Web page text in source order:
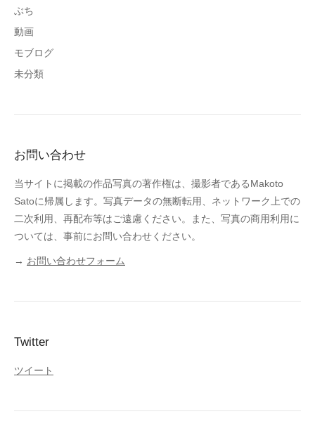
ぶち
動画
モブログ
未分類
お問い合わせ
当サイトに掲載の作品写真の著作権は、撮影者であるMakoto
Satoに帰属します。写真データの無断転用、ネットワーク上での
二次利用、再配布等はご遠慮ください。また、写真の商用利用に
ついては、事前にお問い合わせください。
→ お問い合わせフォーム
Twitter
ツイート